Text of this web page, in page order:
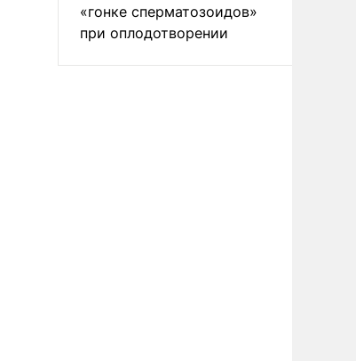
«гонке сперматозоидов»
при оплодотворении